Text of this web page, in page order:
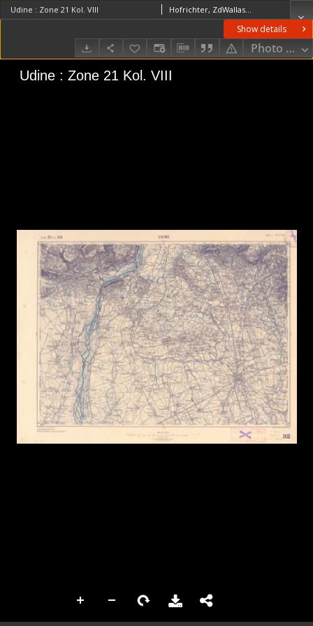
Show details
Photo
Udine : Zone 21 Kol. VIII Hofrichter, ZdWallaschek, J. (18..-19..). RedaktorKaiserlich-Königliches Militär-Geographisches Institut (Wiedeń). Wydawca